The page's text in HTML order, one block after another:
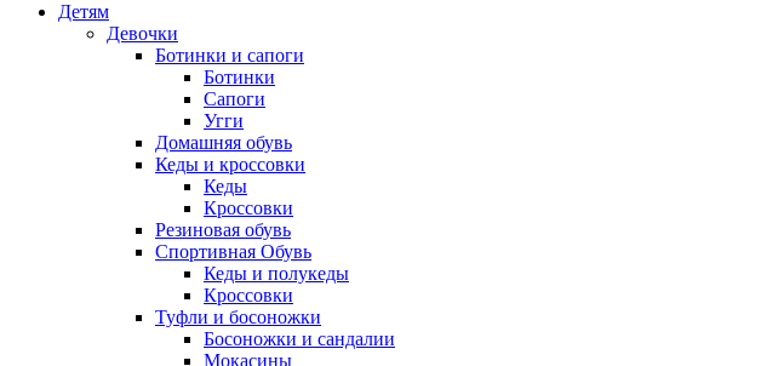
Детям
Девочки
Ботинки и сапоги
Ботинки
Сапоги
Угги
Домашняя обувь
Кеды и кроссовки
Кеды
Кроссовки
Резиновая обувь
Спортивная Обувь
Кеды и полукеды
Кроссовки
Туфли и босоножки
Босоножки и сандалии
Мокасины